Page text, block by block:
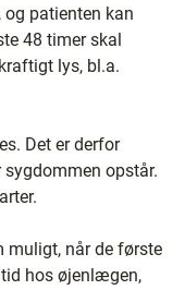
og patienten kan
48 timer skal
lys, bl.a.
Det er derfor
opstår.
muligt, når de første
hos øjenlægen,